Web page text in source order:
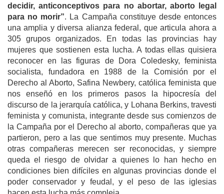
decidir, anticonceptivos para no abortar, aborto legal
para no morir”. La Campaña constituye desde entonces
una amplia y diversa alianza federal, que articula ahora a
305 grupos organizados. En todas las provincias hay
mujeres que sostienen esta lucha. A todas ellas quisiera
reconocer en las figuras de Dora Coledesky, feminista
socialista, fundadora en 1988 de la Comisión por el
Derecho al Aborto, Safina Newbery, católica feminista que
nos enseñó en los primeros pasos la hipocresía del
discurso de la jerarquía católica, y Lohana Berkins, travesti
feminista y comunista, integrante desde sus comienzos de
la Campaña por el Derecho al aborto, compañeras que ya
partieron, pero a las que sentimos muy presente. Muchas
otras compañeras merecen ser reconocidas, y siempre
queda el riesgo de olvidar a quienes lo han hecho en
condiciones bien difíciles en algunas provincias donde el
poder conservador y feudal, y el peso de las iglesias